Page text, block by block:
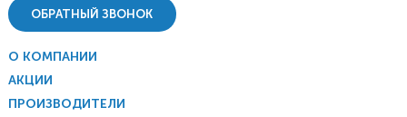
ОБРАТНЫЙ ЗВОНОК
О КОМПАНИИ
АКЦИИ
ПРОИЗВОДИТЕЛИ